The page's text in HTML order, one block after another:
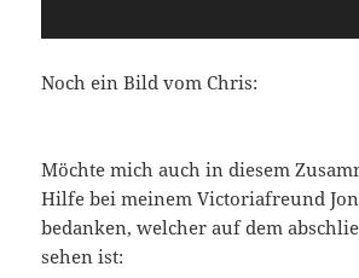
Noch ein Bild vom Chris:
Möchte mich auch in diesem
Hilfe bei meinem Victoriafreund
bedanken, welcher auf dem
sehen ist: